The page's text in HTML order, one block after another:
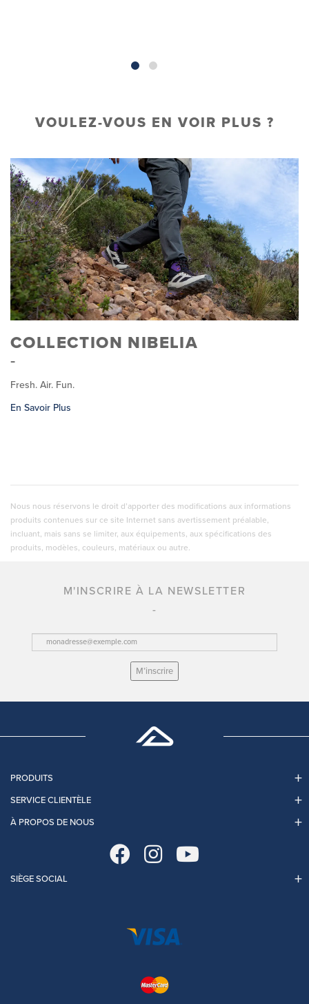
VOULEZ-VOUS EN VOIR PLUS ?
COLLECTION NIBELIA
Fresh. Air. Fun.
En Savoir Plus
Nous nous réservons le droit d’apporter des modifications aux informations
produits contenues sur ce site Internet sans avertissement préalable,
incluant, mais sans se limiter, aux équipements, aux spécifications des
produits, modèles, couleurs, matériaux ou autre.
M'INSCRIRE À LA NEWSLETTER
M’inscrire
PRODUITS
SERVICE CLIENTÈLE
À PROPOS DE NOUS
SIÈGE SOCIAL